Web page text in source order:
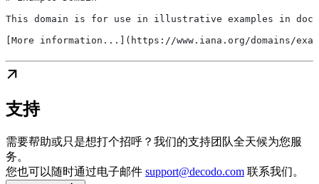
This domain is for use in illustrative examples in
[More information...](https://www.iana.org/domains/
支持
需要帮助或只是想打个招呼？我们的支持团队全天候为您服
务。
您也可以随时通过电子邮件 support@decodo.com 联系我们。